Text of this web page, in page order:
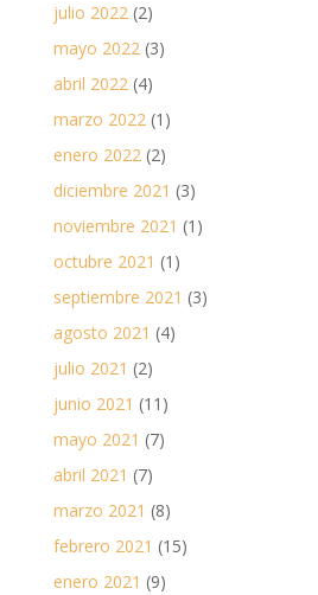
julio 2022(2)
mayo 2022(3)
abril 2022(4)
marzo 2022(1)
enero 2022(2)
diciembre 2021 (3)
noviembre 2021 (1)
octubre 2021 (1)
septiembre 2021 (3)
agosto 2021 (4)
julio 2021 (2)
junio 2021 (11)
mayo 2021 (7)
abril 2021 (7)
marzo 2021 (8)
febrero 2021 (15)
enero 2021 (9)